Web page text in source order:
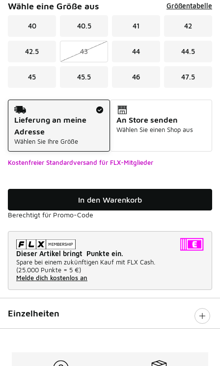
Wähle eine Größe aus Größentabelle
40 40.5 41 42
42.5 43 44 44.5
45 45.5 46 47.5
Versandart
Lieferung an meine
Adresse
Wählen Sie Ihre Größe
An Store senden
Wählen Sie einen Shop aus
Kostenfreier Standardversand für FLX-Mitglieder
In den Warenkorb
Berechtigt für Promo-Code
Dieser Artikel bringt Punkte ein.
Spare bei einem zukünftigen Kauf mit FLX Cash.
(25.000 Punkte = 5 €)
Melde dich kostenlos an
Einzelheiten